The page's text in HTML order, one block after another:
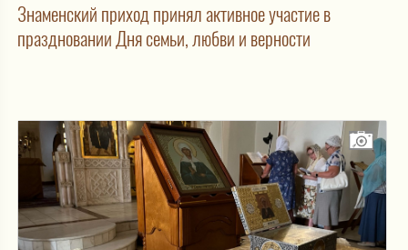
Знаменский приход принял активное участие в
праздновании Дня семьи, любви и верности